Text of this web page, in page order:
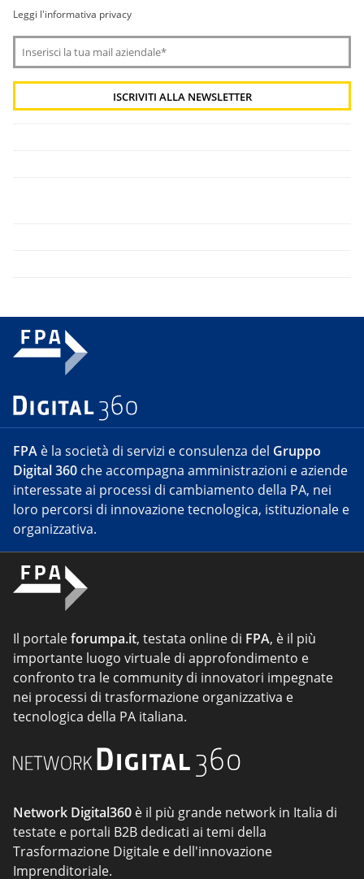
Leggi l'informativa privacy
FPA è la società di servizi e consulenza del Gruppo
Digital 360 che accompagna amministrazioni e aziende
interessate ai processi di cambiamento della PA, nei
loro percorsi di innovazione tecnologica, istituzionale e
organizzativa.
Il portaleforumpa.it, testata online di FPA, è il più
importante luogo virtuale di approfondimento e
confronto tra le community di innovatori impegnate
nei processi di trasformazione organizzativa e
tecnologica della PA italiana.
Network Digital360 è il più grande network in Italia di
testate e portali B2B dedicati ai temi della
Trasformazione Digitale e dell'innovazione
Imprenditoriale.